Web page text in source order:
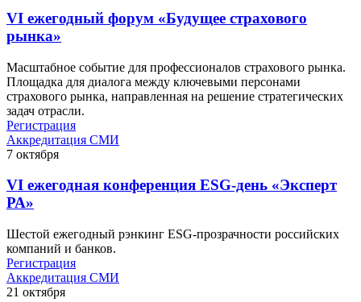
VI ежегодный форум «Будущее страхового
рынка»
Масштабное событие для профессионалов страхового рынка.
Площадка для диалога между ключевыми персонами
страхового рынка, направленная на решение стратегических
задач отрасли.
Регистрация
Аккредитация СМИ
7 октября
VI ежегодная конференция ESG-день «Эксперт
РА»
Шестой ежегодный рэнкинг ESG-прозрачности российских
компаний и банков.
Регистрация
Аккредитация СМИ
21 октября